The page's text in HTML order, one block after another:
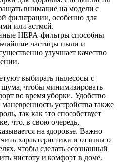
внимание на модели с
фильтрации, особенно для
или астмой.
HEPA-фильтры способны
частицы пыли и
улучшает качество
выбирать пылесосы с
чтобы минимизировать
во время уборки. Удобство
устройства также
так как это способствует
что, в свою очередь,
на здоровье. Важно
характеристики и отзывы о
чтобы сделать осознанный
чистоту и комфорт в доме.